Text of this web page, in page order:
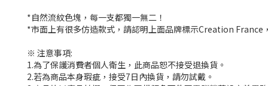
*自然流紋色塊，每一支都獨一無二！
*市面上有很多仿造款式，請認明上面品牌標示Creation France
※ 注意事項:
1.為了保護消費者個人衛生，此商品恕不接受退換貨。
2.若為商品本身瑕疵，接受7日內換貨，請勿試戴。